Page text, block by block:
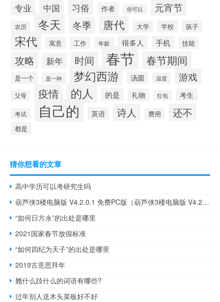
专业 中国 习俗 作者 你可以 元宵节
农历 冬天 冬季 唐代 大学 学校 孩子
宋代 寓意 工作 年龄 很多人 手机 技能
攻略 新年 时间 春节 春节期间
是一个 是一种 梦幻西游 汤圆 温度 游戏
父母 疫情 的人 的是 礼物 红包 考生
考试 自己的 英语 诗人 费用 还不
都是
猜你想看的文章
高中学历可以考研究生吗
葫芦侠3楼电脑版 V4.2.0.1 免费PC版（葫芦侠3楼电脑版 V4.2.0.1 免费PC版功能简介）
“如何日方永”的出处是哪里
2021国家春节放假标准
“如何四纪为天子”的出处是哪里
2019古意思拜年
翘什么跂什么的词语有哪些?
过年别人送木头菜板好不好